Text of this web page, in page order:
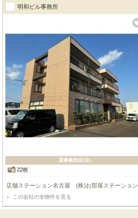
明和ビル事務所
貸事務所(区分)
22枚
店舗ステーション名古屋 (株)お部屋ステーション
この会社の全物件を見る